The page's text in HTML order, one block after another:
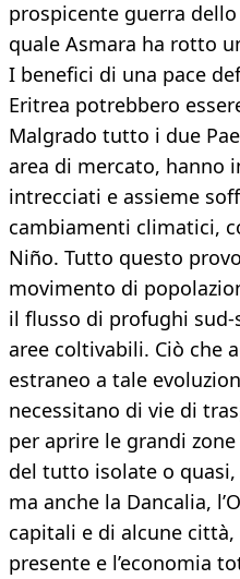
prospicente guerra
quale Asmara ha rotto
I benefici di una pace
Eritrea potrebbero
Malgrado tutto i due
area di mercato, hanno
intrecciati e assieme
cambiamenti climatici,
Niño. Tutto questo
movimento di
il flusso di profughi
aree coltivabili. Ciò che
estraneo a tale
necessitano di vie di
per aprire le grandi
del tutto isolate o quasi,
ma anche la Dancalia,
capitali e di alcune
presente e l’economia